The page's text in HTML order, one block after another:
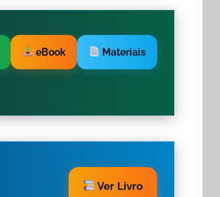
eBook Materiais
Ver Livro